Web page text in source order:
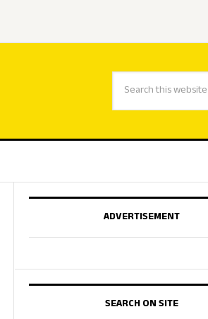
ADVERTISEMENT
SEARCH ON SITE